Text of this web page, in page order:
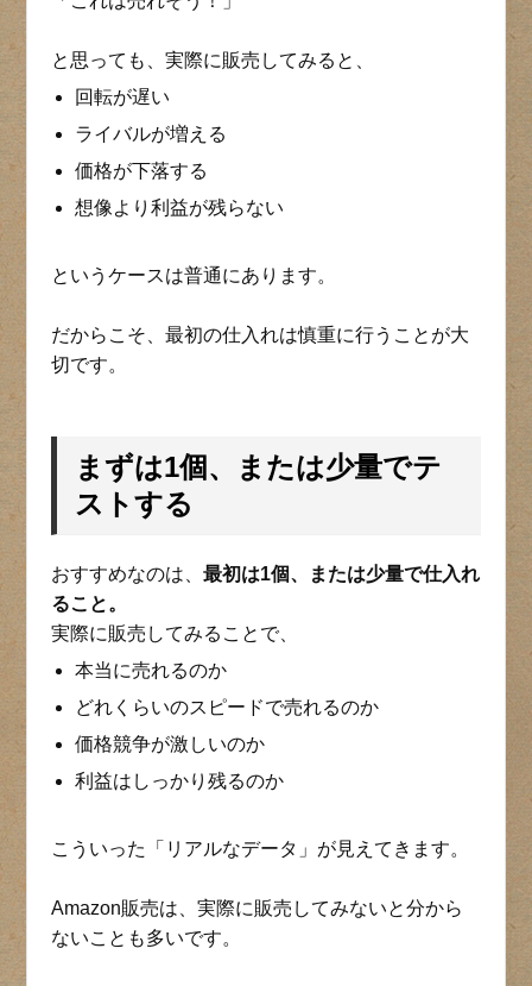
と思っても、実際に販売してみると、
回転が遅い
ライバルが増える
価格が下落する
想像より利益が残らない
というケースは普通にあります。
だからこそ、最初の仕入れは慎重に行うことが大
切です。
まずは1個、または少量でテ
ストする
おすすめなのは、最初は1個、または少量で仕入れ
ること。
実際に販売してみることで、
本当に売れるのか
どれくらいのスピードで売れるのか
価格競争が激しいのか
利益はしっかり残るのか
こういった「リアルなデータ」が見えてきます。
Amazon販売は、実際に販売してみないと分から
ないことも多いです。